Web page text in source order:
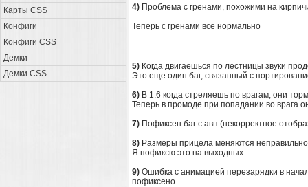
Карты CSS
Конфиги
Конфиги CSS
Демки
Демки CSS
4) Проблема с гренами, похожими на
Теперь с гренами все нормально
5) Когда двигаешься по лестницы звуки
Это еще один баг, связанный с
6) В 1.6 когда стреляешь по врагам, они
Теперь в промоде при попадании во врага
7) Пофиксен баг с авп (некорректное
8) Размеры прицела меняются
Я пофиксю это на выходных.
9) Ошибка с анимацией перезарядки в
пофиксено